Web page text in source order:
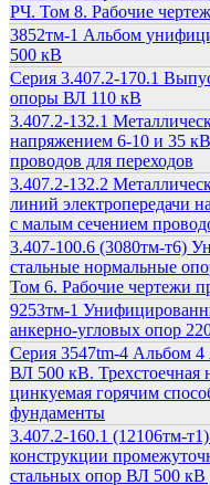
РЧ. Том 8. Рабочие
3852тм-1 Альбом
500 кВ
Серия 3.407.2-170.1
опоры ВЛ 110 кВ
3.407.2-132.1
напряжением 6-10 и 35
проводов для переходов
3.407.2-132.2
линий электропередачи
с малым сечением
3.407-100.6 (3080тм-т6)
стальные нормальные
Том 6. Рабочие чертежи
9253тм-1
анкерно-угловых опор
Серия 3547tm-4 Альбом 4
ВЛ 500 кВ. Трехстоечная
цинкуемая горячим
фундаменты
3.407.2-160.1 (12106тм-
конструкции
стальных опор ВЛ 500 кВ